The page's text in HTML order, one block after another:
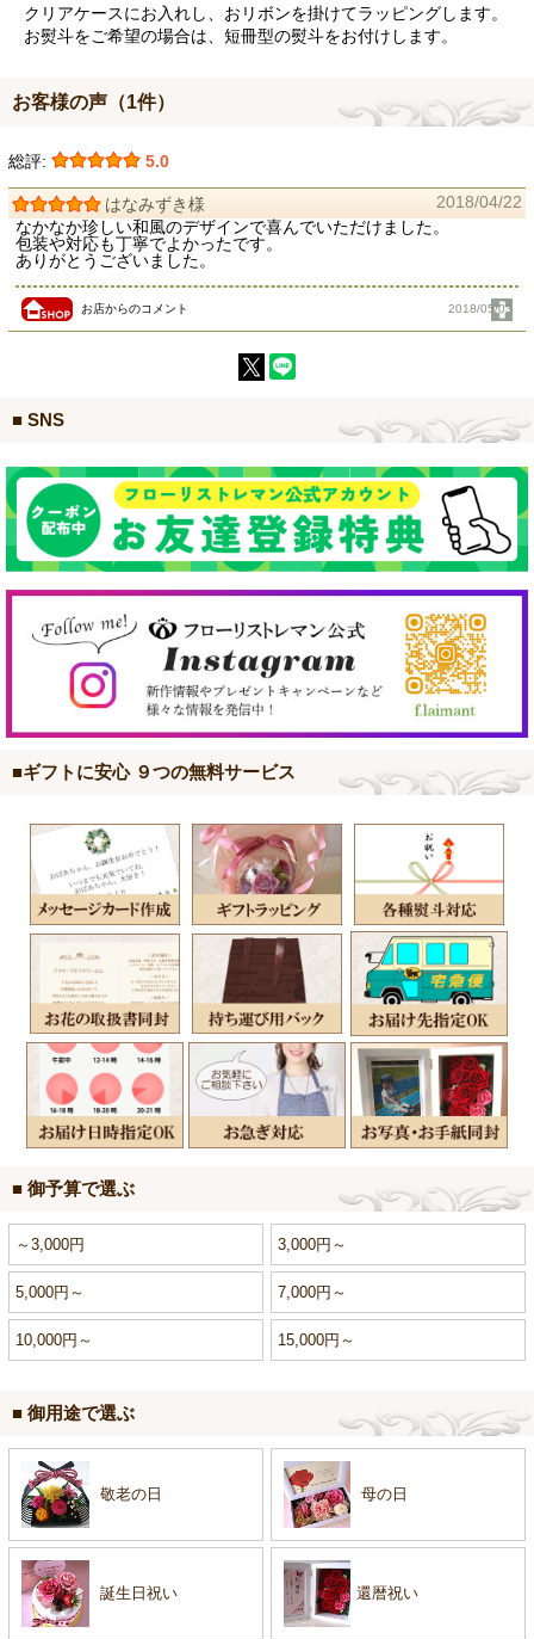
クリアケースにお入れし、おリボンを掛けてラッピングします。
お熨斗をご希望の場合は、短冊型の熨斗をお付けします。
お客様の声（1件）
総評: 5.0
はなみずき様 2018/04/22
なかなか珍しい和風のデザインで喜んでいただけました。
包装や対応も丁寧でよかったです。
ありがとうございました。
お店からのコメント 2018/05/03
■ SNS
■ギフトに安心 ９つの無料サービス
■ 御予算で選ぶ
～3,000円 3,000円～
5,000円～ 7,000円～
10,000円～ 15,000円～
■ 御用途で選ぶ
敬老の日 母の日
誕生日祝い 還暦祝い